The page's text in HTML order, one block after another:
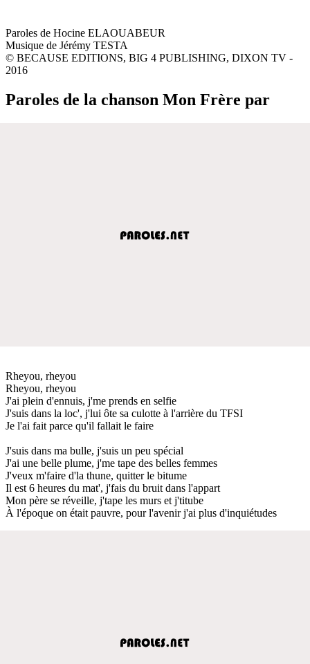
Paroles de Hocine ELAOUABEUR
Musique de Jérémy TESTA
© BECAUSE EDITIONS, BIG 4 PUBLISHING, DIXON TV -
2016
Paroles de la chanson Mon Frère par
Rheyou, rheyou
Rheyou, rheyou
J'ai plein d'ennuis, j'me prends en selfie
J'suis dans la loc', j'lui ôte sa culotte à l'arrière du TFSI
Je l'ai fait parce qu'il fallait le faire
J'suis dans ma bulle, j'suis un peu spécial
J'ai une belle plume, j'me tape des belles femmes
J'veux m'faire d'la thune, quitter le bitume
Il est 6 heures du mat', j'fais du bruit dans l'appart
Mon père se réveille, j'tape les murs et j'titube
À l'époque on était pauvre, pour l'avenir j'ai plus d'inquiétudes